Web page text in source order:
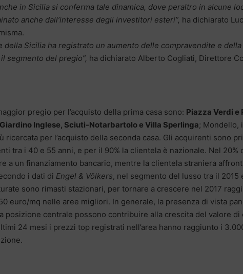
in Sicilia si conferma tale dinamica, dove peraltro in alcune
anche dall’interesse degli investitori esteri”, ha dichiarato
della Sicilia ha registrato un aumento delle compravendite e della
segmento del pregio”, ha dichiarato Alberto Cogliati, Direttore
pregio per l’acquisto della prima casa sono: Piazza Verdi e
Inglese, Sciuti-Notarbartolo e Villa Sperlinga; Mondello,
ricercata per l’acquisto della seconda casa. Gli acquirenti sono
tra i 40 e 55 anni, e per il 90% la clientela è nazionale. Nel 20%
a un finanziamento bancario, mentre la clientela straniera
i dati di Engel & Völkers, nel segmento del lusso tra il 2015
sono rimasti stazionari, per tornare a crescere nel 2017
euro/mq nelle aree migliori. In generale, la presenza di vista
posizione centrale possono contribuire alla crescita del valore di
24 mesi i prezzi top registrati nell’area hanno raggiunto i